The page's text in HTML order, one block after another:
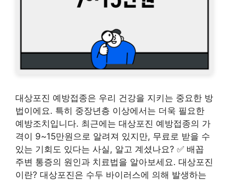
대상포진 예방접종은 우리 건강을 지키는 중요한 방
법이에요. 특히 중장년층 이상에서는 더욱 필요한
예방조치입니다. 최근에는 대상포진 예방접종의 가
격이 9~15만원으로 알려져 있지만, 무료로 받을 수
있는 기회도 있다는 사실, 알고 계셨나요? ✅ 배꼽
주변 통증의 원인과 치료법을 알아보세요. 대상포진
이란? 대상포진은 수두 바이러스에 의해 발생하는